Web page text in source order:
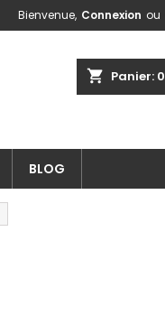
Bienvenue, Connexion ou
shopping_cart Panier: 0
BLOG